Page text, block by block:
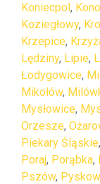
Koniecpol,
Koziegłowy,
Krzepice,
Lędziny, Lipie,
Łodygowice,
Mikołów,
Mysłowice,
Orzesze,
Piekary Śląskie,
Poraj, Porąbka,
Pszów,